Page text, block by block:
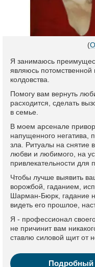
(
Я занимаюсь
являюсь
колдовства.
Помогу вам вернуть
расходится, сделать
в семье.
В моем арсенале
напущенного негатива,
зла. Ритуалы на снятие
любви и любимого, на
привлекательности для
Чтобы лучше выявить
ворожбой, гаданием,
Шарман-Бюрк, гадание
видеть его прошлое,
Я - профессионал
не причинит вам
ставлю силовой щит от